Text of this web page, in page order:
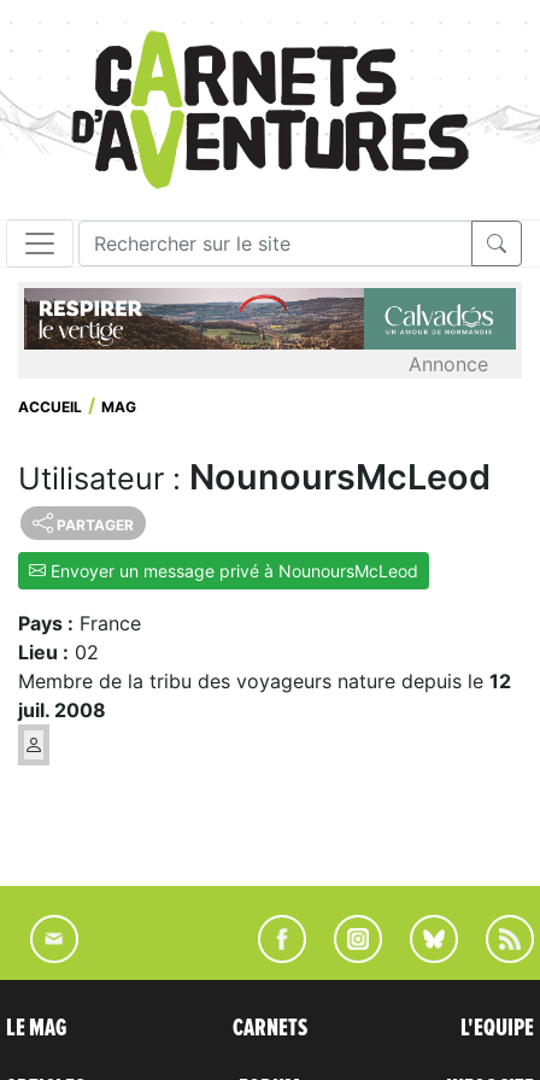
Annonce
ACCUEIL MAG
Utilisateur : NounoursMcLeod
PARTAGER
Envoyer un message privé à NounoursMcLeod
Pays : France
Lieu : 02
Membre de la tribu des voyageurs nature depuis le 12
juil. 2008
LE MAG CARNETS L'EQUIPE